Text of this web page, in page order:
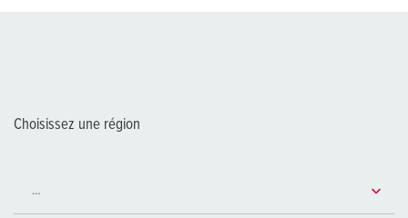
Choisissez une région